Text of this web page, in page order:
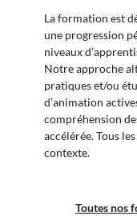
La formation est
une progression
niveaux
Notre approche
pratiques et/ou
d’animation
compréhension
accélérée. Tous
contexte.
Toutes nos